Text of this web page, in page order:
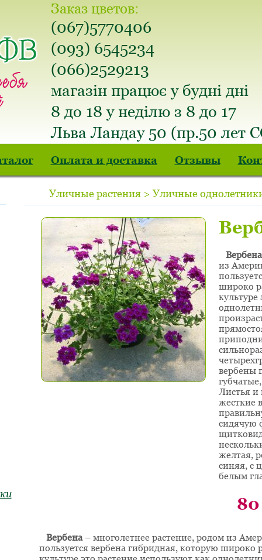
Заказ цветов:
(067)5770406
(093) 6545234
(066)2529213
магазін працює у будні дні
8 до 18 у неділю з 8 до 17
Льва Ландау 50 (пр.50 лет
Оплата и доставка Отзывы
Уличные растения > Уличные
Вербена
из
широко
культуре
вербены
Листья и
жесткие
сидячую
желтая,
синяя, с
белым
80
Вербена– многолетнее растение, родом из
пользуется вербена гибридная, которую широко